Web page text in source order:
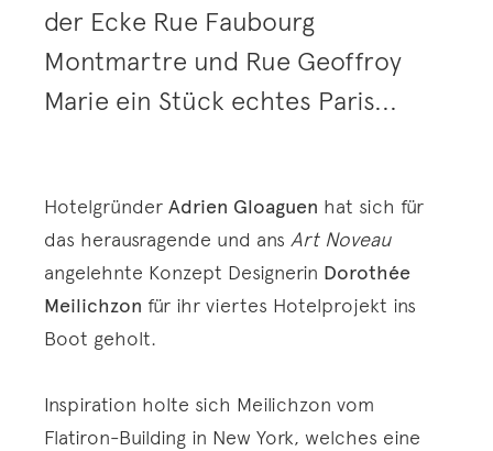
der Ecke Rue Faubourg
Montmartre und Rue Geoffroy
Marie ein Stück echtes Paris...
Hotelgründer Adrien Gloaguen hat sich für
das herausragende und ans Art Noveau
angelehnte Konzept Designerin Dorothée
Meilichzon für ihr viertes Hotelprojekt ins
Boot geholt.
Inspiration holte sich Meilichzon vom
Flatiron-Building in New York, welches eine